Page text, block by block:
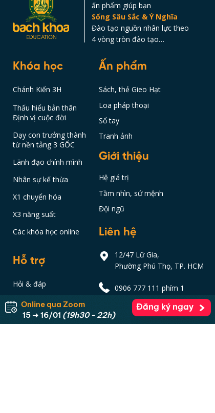
Đăng ký ngay
Online qua Zoom
15 ➜ 16/01 (19h30 - 22h)
Giới thiệu
Hệ giá trị
Tầm nhìn, sứ mệnh
Đội ngũ
Tranh ảnh
Ấn phẩm
Sách, thẻ Gieo Hạt
Loa pháp thoại
Sổ tay
Liên hệ
12/47 Lữ Gia,
Phường Phú Thọ, TP. HCM
0906 777 111 phím 1
support@gnh.edu.vn
Lãnh đạo chính mình
Khóa học
Chánh Kiến 3H
Thấu hiểu bản thân
Định vị cuộc đời
Dạy con trưởng thành
từ nền tảng 3 GỐC
Nhân sự kế thừa
X3 năng suất
Các khóa học online
X1 chuyển hóa
ấn phẩm giúp bạn
Sống Sâu Sắc & Ý Nghĩa
Đào tạo nguồn nhân lực theo
4 vòng tròn đào tạo…
Hỗ trợ
Hỏi & đáp
Affiliate
Hướng dẫn thanh toán